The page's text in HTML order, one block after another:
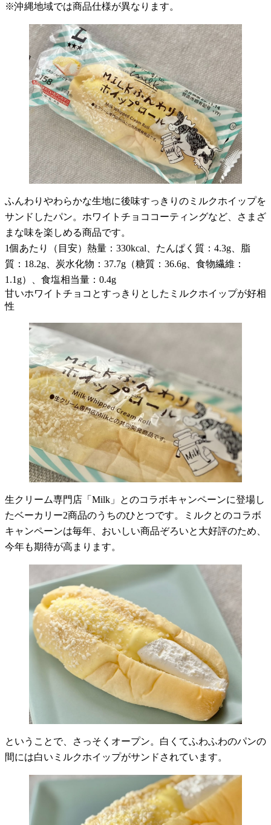
※沖縄地域では商品仕様が異なります。
ふんわりやわらかな生地に後味すっきりのミルクホイップを
サンドしたパン。ホワイトチョココーティングなど、さまざ
まな味を楽しめる商品です。
1個あたり（目安）熱量：330kcal、たんぱく質：4.3g、脂
質：18.2g、炭水化物：37.7g（糖質：36.6g、食物繊維：
1.1g）、食塩相当量：0.4g
甘いホワイトチョコとすっきりとしたミルクホイップが好相
性
生クリーム専門店「Milk」とのコラボキャンペーンに登場し
たベーカリー2商品のうちのひとつです。ミルクとのコラボ
キャンペーンは毎年、おいしい商品ぞろいと大好評のため、
今年も期待が高まります。
ということで、さっそくオープン。白くてふわふわのパンの
間には白いミルクホイップがサンドされています。